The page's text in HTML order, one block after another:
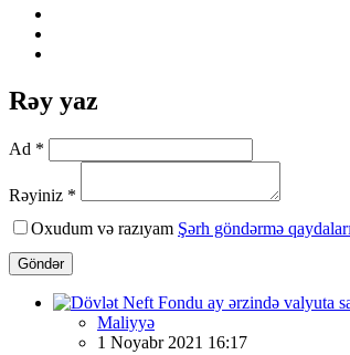
Rəy yaz
Ad *
Rəyiniz *
Oxudum və razıyam Şərh göndərmə qaydaları
Göndər
Maliyyə
1 Noyabr 2021 16:17